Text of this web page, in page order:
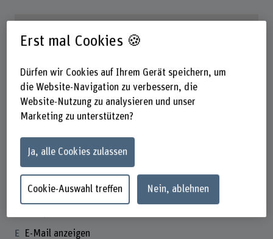
Alexander Dominik Ezuma May
Kontakt
E-Mail anzeigen
Erst mal Cookies 🍪
Dürfen wir Cookies auf Ihrem Gerät speichern, um
die Website-Navigation zu verbessern, die
Website-Nutzung zu analysieren und unser
Marketing zu unterstützen?
Ja, alle Cookies zulassen
Cookie-Auswahl treffen Nein, ablehnen